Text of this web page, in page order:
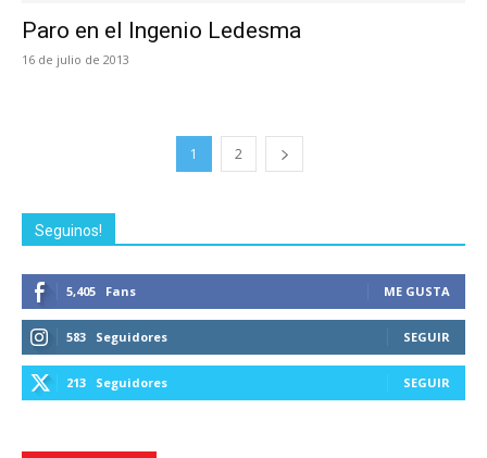
Paro en el Ingenio Ledesma
16 de julio de 2013
1 2
Seguinos!
5,405 Fans ME GUSTA
583 Seguidores SEGUIR
213 Seguidores SEGUIR